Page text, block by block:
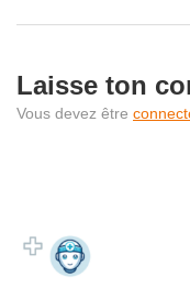
Laisse ton
Vous devez être